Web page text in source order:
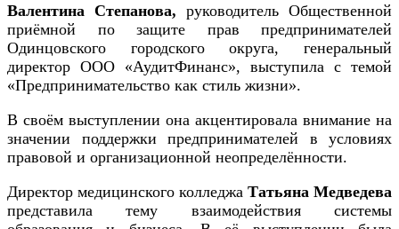
Валентина Степанова, руководитель Общественной
приёмной по защите прав предпринимателей
Одинцовского городского округа, генеральный
директор ООО «АудитФинанс», выступила с темой
«Предпринимательство как стиль жизни».
В своём выступлении она акцентировала внимание на
значении поддержки предпринимателей в условиях
правовой и организационной неопределённости.
Директор медицинского колледжа Татьяна Медведева
представила тему взаимодействия системы